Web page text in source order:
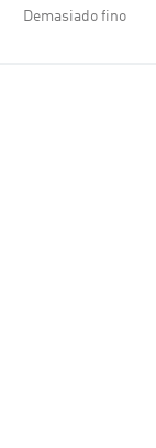
Demasiado fino